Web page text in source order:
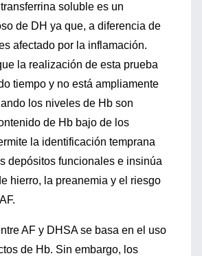
soluble es un
de DH ya que, a diferencia de
afectado por la inflamación.
la realización de esta prueba
tiempo y no está ampliamente
los niveles de Hb son
de Hb bajo de los
la identificación temprana
depósitos funcionales e insinúa
hierro, la preanemia y el riesgo
AF y DHSA se basa en el uso
de Hb. Sin embargo, los